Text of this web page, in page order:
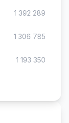
1 392 289
1 306 785
1 193 350